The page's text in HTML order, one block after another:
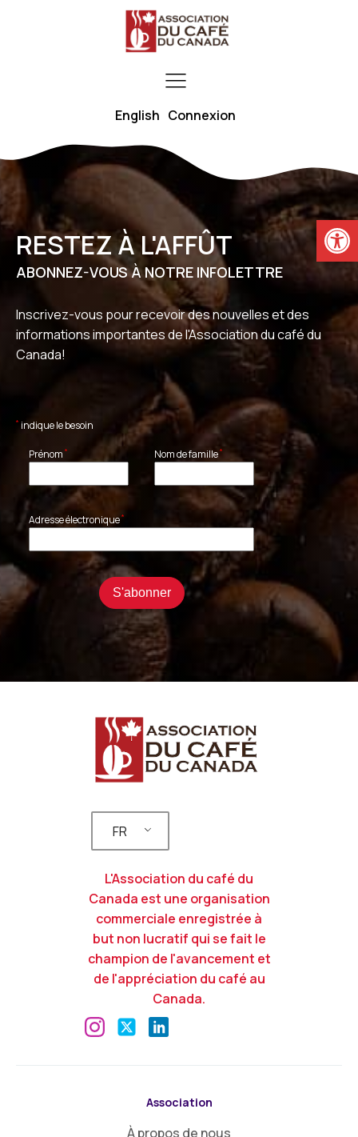
Ouvrir
English Connexion
RESTEZ À L'AFFÛT
ABONNEZ-VOUS À NOTRE INFOLETTRE
Inscrivez-vous pour recevoir des nouvelles et des
informations importantes de l'Association du café du
Canada!
* indique le besoin
Prénom * Nom de famille*
Adresse électronique*
FR
L'Association du café du
Canada est une organisation
commerciale enregistrée à
but non lucratif qui se fait le
champion de l'avancement et
de l'appréciation du café au
Canada.
Association
À propos de nous